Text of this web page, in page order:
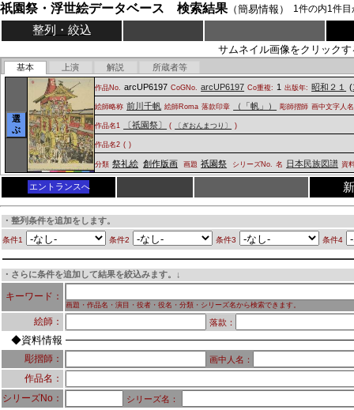
祇園祭・浮世絵データベース 検索結果（簡易情報） 1件の内1件目
整列・絞込
サムネイル画像をクリック
基本 上演 解説 所蔵者等
選
ぶ
作品No. arcUP6197 CoGNo. arcUP6197 Co重複: 1 出版年: 昭和２１ (
絵師略称 前川千帆 絵師Roma 落款印章 （「帆」） 彫師摺師 画中文字人名
作品名1 〔祇園祭〕 ( 〔ぎおんまつり〕 )
作品名2 ( )
分類 祭礼絵 創作版画 画題 祇園祭 シリーズNo. 名 日本民族図譜 資
エントランスへ
・整列条件を追加をします。
条件1 条件2 条件3 条件4
・さらに条件を追加して結果を絞込みます。↓
キーワード：
画題・作品名・演目・役者・役名・分類・シリーズ名から検索できます。
絵師： 落款：
◆資料情報
彫摺師： 画中人名：
作品名：
シリーズNo：
シリーズ名：